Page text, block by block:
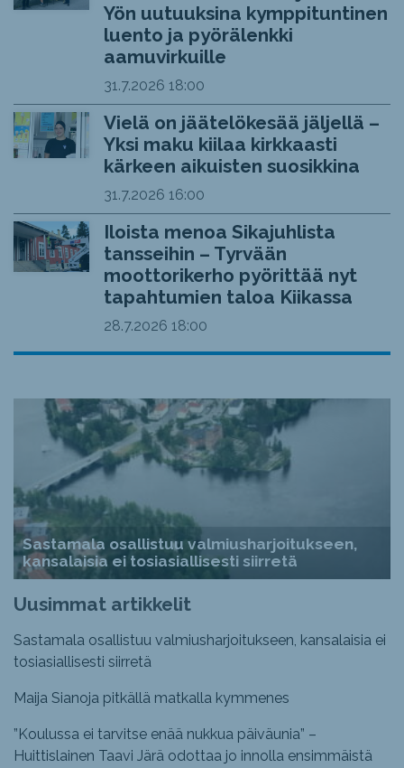
Yön uutuuksina kymppituntinen
luento ja pyörälenkki
aamuvirkuille
31.7.2026 18:00
Vielä on jäätelökesää jäljellä –
Yksi maku kiilaa kirkkaasti
kärkeen aikuisten suosikkina
31.7.2026 16:00
Iloista menoa Sikajuhlista
tansseihin – Tyrvään
moottorikerho pyörittää nyt
tapahtumien taloa Kiikassa
28.7.2026 18:00
Sastamala osallistuu valmiusharjoitukseen,
kansalaisia ei tosiasiallisesti siirretä
Uusimmat artikkelit
Sastamala osallistuu valmiusharjoitukseen, kansalaisia ei
tosiasiallisesti siirretä
Maija Sianoja pitkällä matkalla kymmenes
”Koulussa ei tarvitse enää nukkua päiväunia” –
Huittislainen Taavi Järä odottaa jo innolla ensimmäistä